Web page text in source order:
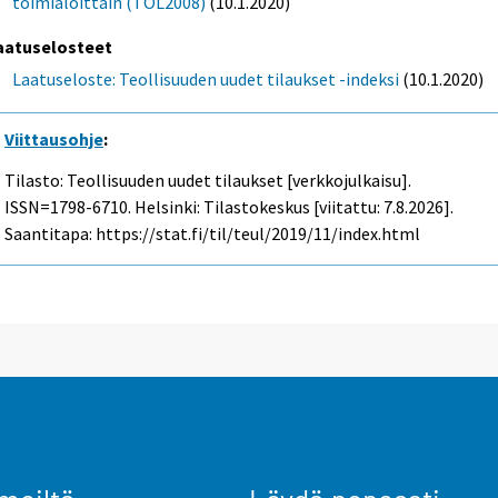
Laatuseloste: Teollisuuden uudet tilaukset -indeksi (10.1.2020)
Viittausohje:
Tilasto: Teollisuuden uudet tilaukset [verkkojulkaisu].
ISSN=1798-6710. Helsinki: Tilastokeskus [viitattu: 7.8.2026].
Saantitapa: https://stat.fi/til/teul/2019/11/index.html